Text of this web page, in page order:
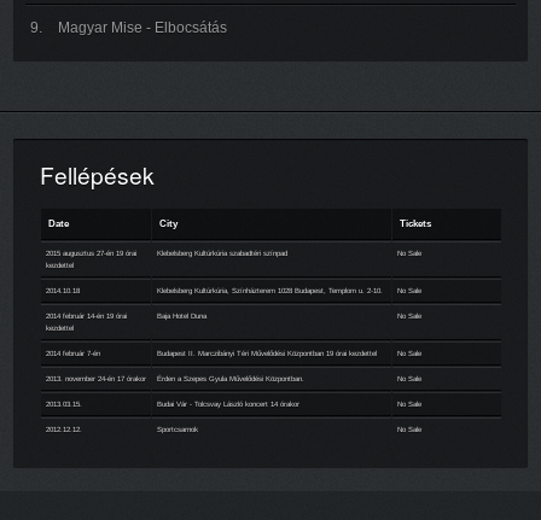
Magyar Mise - Elbocsátás
Fellépések
Date City Tickets
2015 augusztus 27-én 19 órai
kezdettel
Klebelsberg Kultúrkúria szabadtéri színpad No Sale
2014.10.18 Klebelsberg Kultúrkúria, Színházterem 1028 Budapest, Templom u. 2-10. No Sale
2014 február 14-én 19 órai
kezdettel
Baja Hotel Duna No Sale
2014 február 7-én Budapest II. Marczibányi Téri Művelődési Központban 19 órai kezdettel No Sale
2013. november 24-én 17 órakor Érden a Szepes Gyula Művelődési Központban. No Sale
2013.03.15. Budai Vár - Tolcsvay László koncert 14 órakor No Sale
2012.12.12. Sportcsarnok No Sale